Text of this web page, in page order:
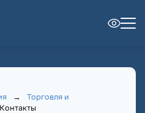
→
Торговля и
Контакты